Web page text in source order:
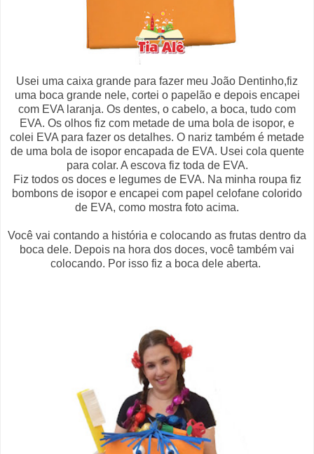
Usei uma caixa grande para fazer meu João Dentinho,fiz
uma boca grande nele, cortei o papelão e depois encapei
com EVA laranja. Os dentes, o cabelo, a boca, tudo com
EVA. Os olhos fiz com metade de uma bola de isopor, e
colei EVA para fazer os detalhes. O nariz também é metade
de uma bola de isopor encapada de EVA. Usei cola quente
para colar. A escova fiz toda de EVA.
Fiz todos os doces e legumes de EVA. Na minha roupa fiz
bombons de isopor e encapei com papel celofane colorido
de EVA, como mostra foto acima.
Você vai contando a história e colocando as frutas dentro da
boca dele. Depois na hora dos doces, você também vai
colocando. Por isso fiz a boca dele aberta.